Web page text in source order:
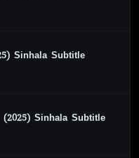
Sinhala Subtitle
Sinhala Subtitle